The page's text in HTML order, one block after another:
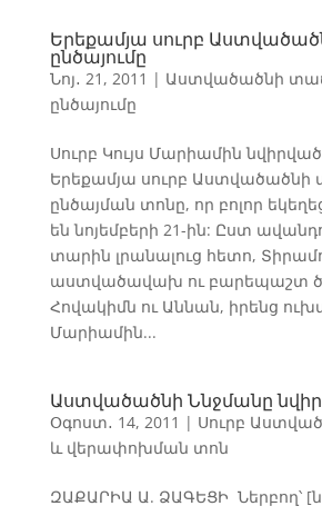
Երեքամյա սուրբ
ընծայումը
Նոյ․ 21, 2011 | Աստվածածնի
ընծայումը
Սուրբ Կույս Մարիամին
Երեքամյա սուրբ
ընծայման տոնը, որ բոլոր
են նոյեմբերի 21-ին: Ըստ
տարին լրանալուց հետո,
աստվածավախ ու բարեպաշտ
Հովակիմն ու Աննան, իրենց
Մարիամին...
Աստվածածնի Ննջմանը
Օգոստ․ 14, 2011 | Սուրբ
և վերափոխման տոն
ԶԱՔԱՐԻԱ Ա. ՁԱԳԵՑԻ Ներբող՝